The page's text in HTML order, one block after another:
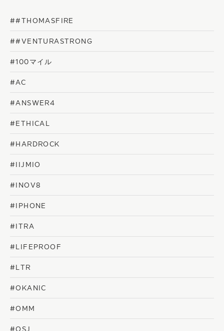
##THOMASFIRE
##VENTURASTRONG
#100マイル
#AC
#ANSWER4
#ETHICAL
#HARDROCK
#IIJMIO
#INOV8
#IPHONE
#ITRA
#LIFEPROOF
#LTR
#OKANIC
#OMM